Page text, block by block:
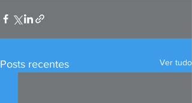
Posts recentes Ver tudo